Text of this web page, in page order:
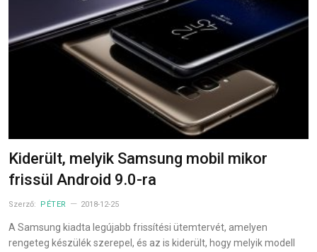
Kiderült, melyik Samsung mobil mikor
frissül Android 9.0-ra
Szerző: PÉTER 2018-12-25
A Samsung kiadta legújabb frissítési ütemtervét, amelyen
rengeteg készülék szerepel, és az is kiderült, hogy melyik modell